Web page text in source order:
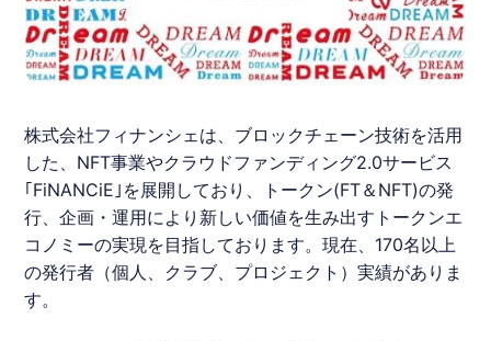
株式会社フィナンシェは、ブロックチェーン技術を活用
した、NFT事業やクラウドファンディング2.0サービス
｢FiNANCiE｣を展開しており、トークン(FT＆NFT)の発
行、企画・運用により新しい価値を生み出すトークンエ
コノミーの実現を目指しております。現在、170名以上
の発行者（個人、クラブ、プロジェクト）実績がありま
す。